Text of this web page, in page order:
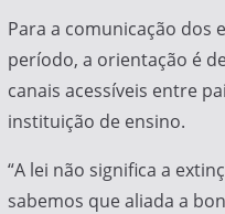
Para a comunicação dos
período, a orientação é
canais acessíveis entre
instituição de ensino.
“A lei não significa a
sabemos que aliada a